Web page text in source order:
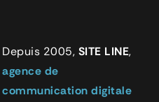
Depuis 2005, SITE LINE,
agence de
communication digitale